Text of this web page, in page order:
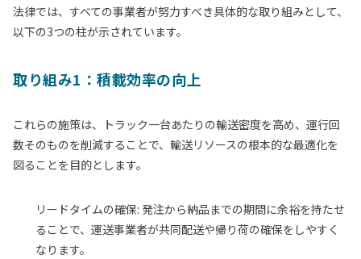
法律では、すべての事業者が努力すべき具体的な取り組みとして、
以下の3つの柱が示されています。
取り組み1：積載効率の向上
これらの施策は、トラック一台あたりの輸送密度を高め、運行回
数そのものを削減することで、輸送リソースの根本的な最適化を
図ることを目的とします。
リードタイムの確保: 発注から納品までの期間に余裕を持たせ
ることで、運送事業者が共同配送や帰り荷の確保をしやすく
なります。